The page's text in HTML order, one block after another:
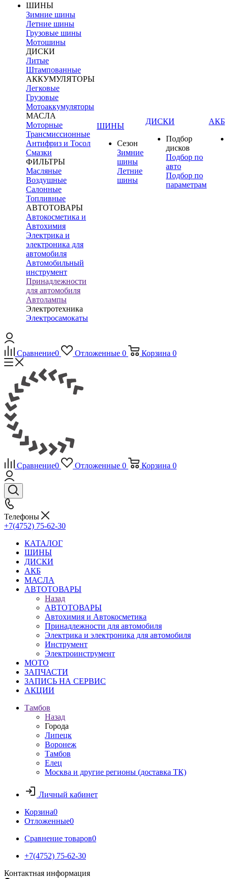
ШИНЫ
Зимние шины
Летние шины
Грузовые шины
Мотошины
ДИСКИ
Литые
Штампованные
АККУМУЛЯТОРЫ
Легковые
Грузовые
Мотоаккумуляторы
МАСЛА
Моторные
Трансмиссионные
Антифриз и Тосол
Смазки
ФИЛЬТРЫ
Масляные
Воздушные
Салонные
Топливные
АВТОТОВАРЫ
Автокосметика и
Автохимия
Электрика и
электроника для
автомобиля
Автомобильный
инструмент
Принадлежности
для автомобиля
Автолампы
Электротехника
Электросамокаты
ШИНЫ
Сезон
Зимние
шины
Летние
шины
ДИСКИ
Подбор
дисков
Подбор по
авто
Подбор по
параметрам
АКБ
Сравнение0 Отложенные 0 Корзина 0
Сравнение0 Отложенные 0 Корзина 0
Телефоны
+7(4752) 75-62-30
КАТАЛОГ
ШИНЫ
ДИСКИ
АКБ
МАСЛА
АВТОТОВАРЫ
Назад
АВТОТОВАРЫ
Автохимия и Автокосметика
Принадлежности для автомобиля
Электрика и электроника для автомобиля
Инструмент
Электроинструмент
МОТО
ЗАПЧАСТИ
ЗАПИСЬ НА СЕРВИС
АКЦИИ
Тамбов
Назад
Города
Липецк
Воронеж
Тамбов
Елец
Москва и другие регионы (доставка ТК)
Личный кабинет
Корзина0
Отложенные0
Сравнение товаров0
+7(4752) 75-62-30
Контактная информация